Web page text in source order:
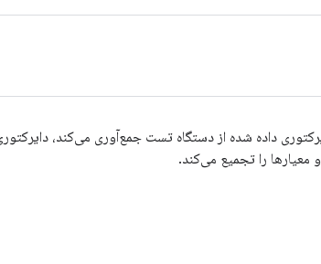
داده شده از دستگاه تست جمع‌آوری می‌کند،
را تجمیع می‌کند.